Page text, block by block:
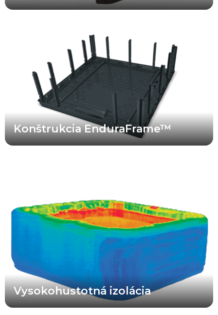
Konštrukcia EnduraFrame™
Bullfrog Spas je lídrom v oblasti technológie konštrukcie víriviek
bez použitia dreva. Patentovaná nosná konštrukcia vírivky
EnduraFrame™ znamená, že vaša vírivka Bullfrog Spa je
navrhnutá tak, aby vydržala dlhé roky. Keďže neobsahuje žiadne
drevo, ktoré by mohlo hniť alebo sa deformovať, a využíva precízne
navrhnutú konštrukciu, ktorej jednotlivé časti do seba dokonale
zapadajú, môžete sa spoľahnúť na to, že vaša vírivka bude
spoľahlivá a odolná po dlhý čas.
Vysokohustotná izolácia
Vysokohodnotná izolačná pena použitá vo vírivkách X Series®
poskytuje maximálnu oporu rozvodom a výrazne vyššiu
energetickú účinnosť v porovnaní s vírivkami s menej kvalitnou
izoláciou alebo bez izolácie. Vaša vírivka X Series® je navrhnutá
tak, aby fungovala efektívne.